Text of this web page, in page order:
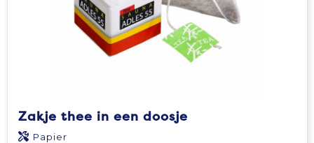
Zakje thee in een doosje
Papier